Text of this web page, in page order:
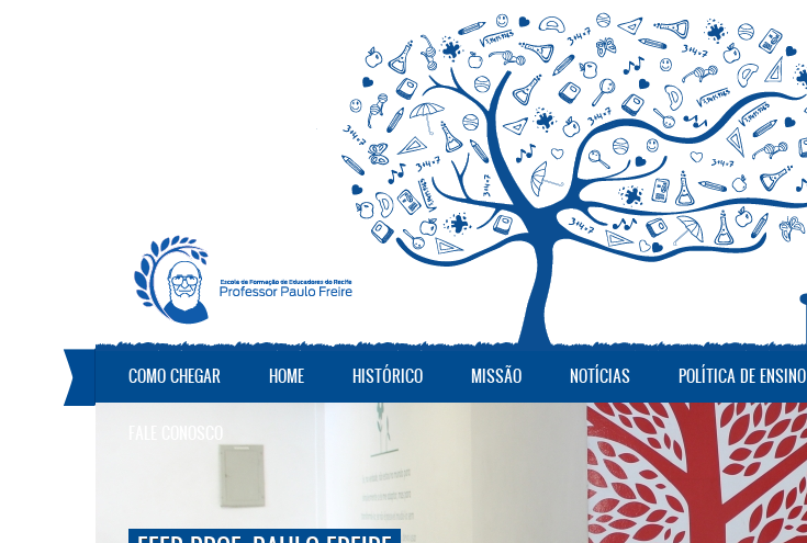
COMO CHEGAR HOME HISTÓRICO MISSÃO NOTÍCIAS POLÍTICA DE ENSINO